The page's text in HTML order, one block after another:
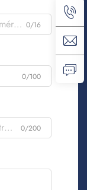
0/16
0/100
0/200